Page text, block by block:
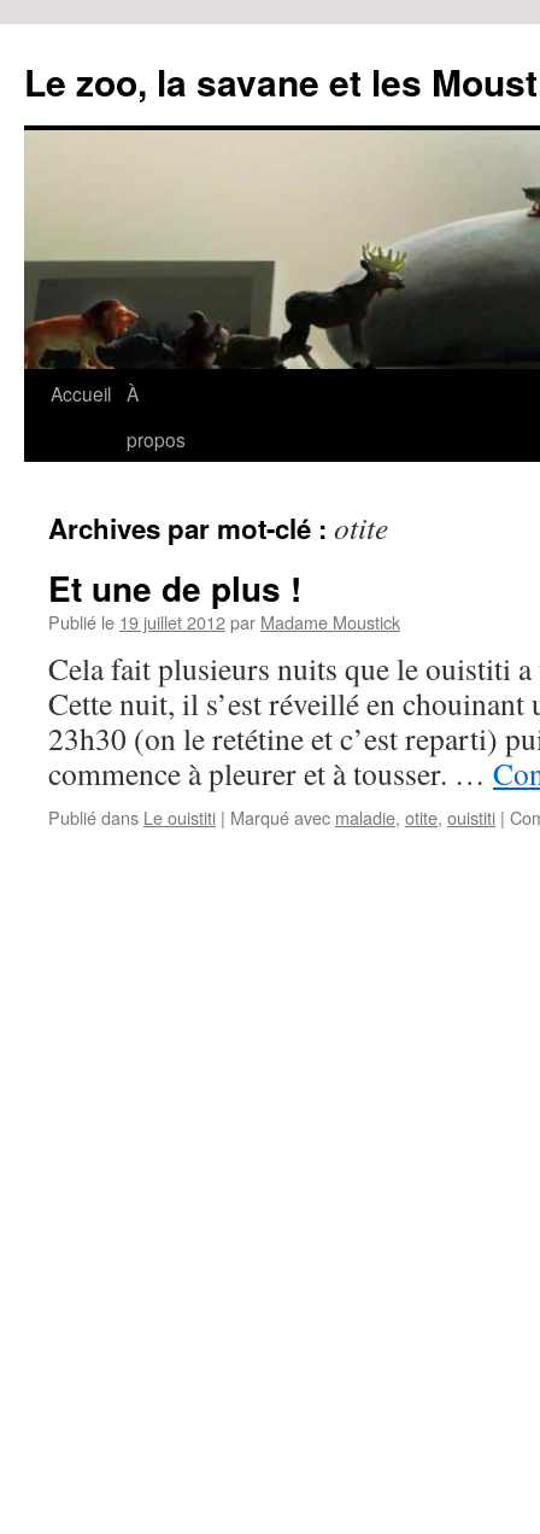
Le zoo, la savane et les
Aller
Accueil À
propos
Archives par mot-clé : otite
Et une de plus !
Publié le 19 juillet 2012par Madame Moustick
Cela fait plusieurs nuits que le ouistiti
Cette nuit, il s’est réveillé en chouinant
23h30 (on le retétine et c’est reparti)
commence à pleurer et à tousser. …
Publié dans Le ouistiti | Marqué avec maladie, otite, ouistiti |